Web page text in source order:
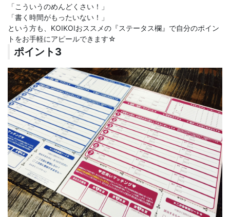
「こういうのめんどくさい！」
「書く時間がもったいない！」
という方も、KOIKOIおススメの『ステータス欄』で自分のポイン
トをお手軽にアピールできます☆
ポイント3